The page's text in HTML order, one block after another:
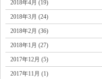
2018年4月 (19)
2018年3月 (24)
2018年2月 (36)
2018年1月 (27)
2017年12月 (5)
2017年11月 (1)